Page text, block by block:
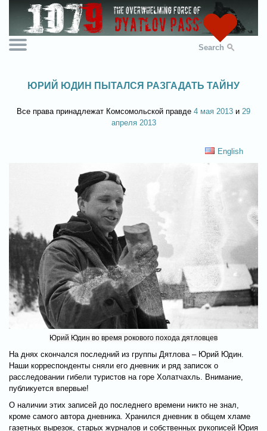
Search
ЮРИЙ ЮДИН ПЫТАЛСЯ РАЗГАДАТЬ ТАЙНУ
Все права принадлежат Комсомольской правде 4 мая 2013 и 29
апреля 2013
English
Юрий Юдин во время рокового похода дятловцев
На днях скончался последний из группы Дятлова – Юрий Юдин.
Наши корреспонденты сняли его дневник и ряд записок о
расследовании гибели туристов на горе Холатчахль. Внимание,
публикуется впервые!
О наличии этих записей до последнего времени никто не знал,
кроме самого автора дневника. Хранился дневник в общем хламе
газетных вырезок, старых журналов и собственных рукописей Юрия